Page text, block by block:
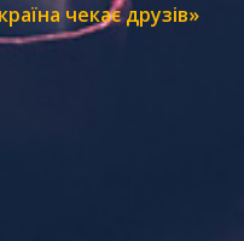
чекає друзів»